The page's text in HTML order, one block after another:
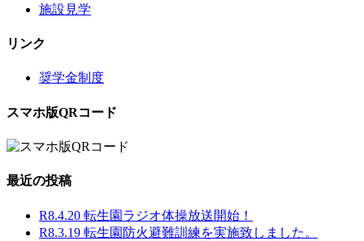
施設見学
リンク
奨学金制度
スマホ版QRコード
最近の投稿
R8.4.20 転生園ラジオ体操放送開始！
R8.3.19 転生園防火避難訓練を実施致しました。